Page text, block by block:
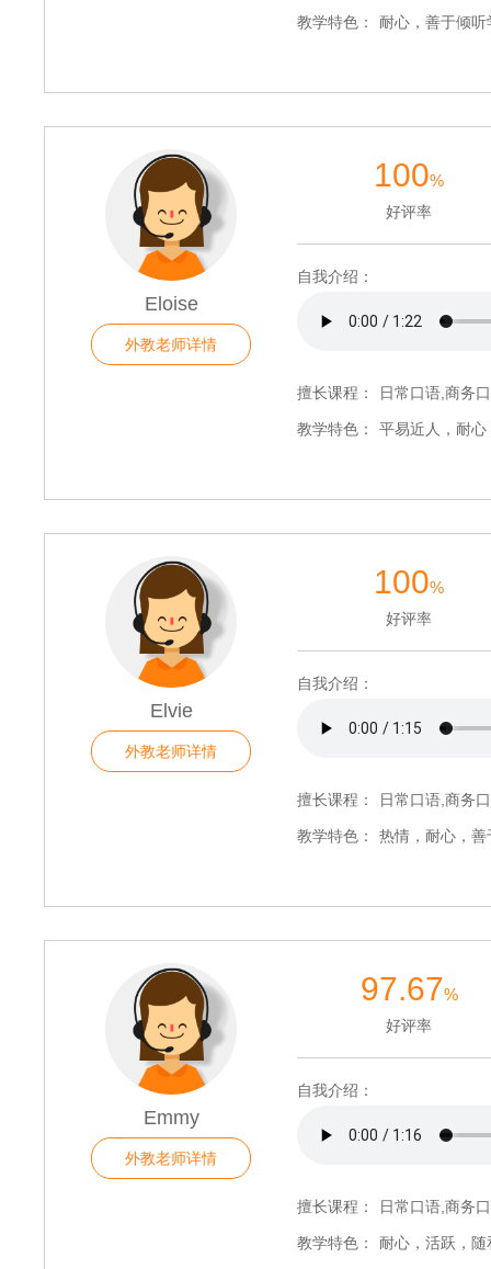
教学特色： 耐心，善于倾
Eloise
外教老师详情
100%
好评率
自我介绍：
擅长课程： 日常口语,商务
教学特色： 平易近人，耐
Elvie
外教老师详情
100%
好评率
自我介绍：
擅长课程： 日常口语,商务
教学特色： 热情，耐心，
Emmy
外教老师详情
97.67%
好评率
自我介绍：
擅长课程： 日常口语,商务
教学特色： 耐心，活跃，